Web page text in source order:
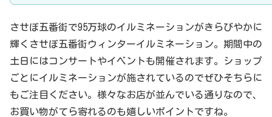
させぼ五番街で95万球のイルミネーションがきらびやかに
輝くさせぼ五番街ウィンターイルミネーション。期間中の
土日にはコンサートやイベントも開催されます。ショップ
ごとにイルミネーションが施されているのでぜひそちらに
もご注目ください。様々なお店が並んでいる通りなので、
お買い物がてら寄れるのも嬉しいポイントですね。